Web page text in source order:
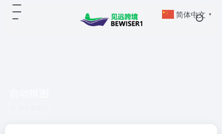
简体中文 ▼